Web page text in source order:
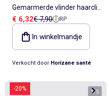
Gemarmerde vlinder haarclip
in kunsthars
Verkoopprijs
€ 6,32Referentieprijs
€ 7,90 RP
In winkelmandje
Verkocht door Horizane santé
-20% 1/5